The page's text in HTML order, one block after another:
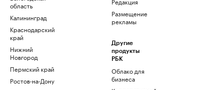
область
Калининград
Краснодарский
край
Нижний
Новгород
Пермский край
Ростов-на-Дону
Размещение
рекламы
Другие
продукты
РБК
Облако для
бизнеса